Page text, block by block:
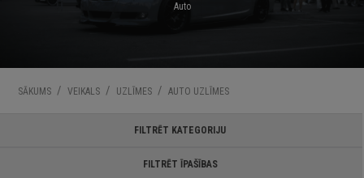
Auto
SĀKUMS / VEIKALS / UZLĪMES / AUTO UZLĪMES
FILTRĒT KATEGORIJU
FILTRĒT ĪPAŠĪBAS